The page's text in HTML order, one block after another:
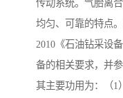
传动系统。气胎离
均匀、可靠的特点
2010《石油钻采设
备的相关要求，并
其主要功用为：（1